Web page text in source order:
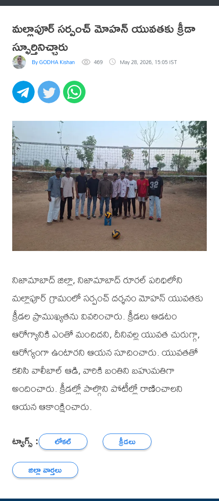
మల్లాపూర్ సర్పంచ్ మోహన్ యువతకు క్రీడా
స్ఫూర్తినిచ్చారు
By GODHA Kishan 469 May 28, 2026, 15:05 IST
నిజామాబాద్ జిల్లా, నిజామాబాద్ రూరల్ పరిధిలోని
మల్లాపూర్ గ్రామంలో సర్పంచ్ దర్శనం మోహన్ యువతకు
క్రీడల ప్రాముఖ్యతను వివరించారు. క్రీడలు ఆడటం
ఆరోగ్యానికి ఎంతో మంచిదని, దీనివల్ల యువత చురుగ్గా,
ఆరోగ్యంగా ఉంటారని ఆయన సూచించారు. యువతతో
కలిసి వాలీబాల్ ఆడి, వారికి బంతిని బహుమతిగా
అందించారు. క్రీడల్లో పాల్గొని పోటీల్లో రాణించాలని
ఆయన ఆకాంక్షించారు.
ట్యాగ్స్ : లోకల్
క్రీడలు
జిల్లా వార్తలు